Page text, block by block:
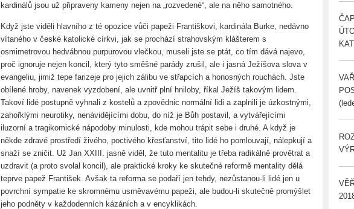
kardinálů jsou už připraveny kameny nejen na „rozvedené“, ale na něho samotného.
Když jste viděli hlavního z té opozice vůči papeži Františkovi, kardinála Burke, nedávno
vítaného v české katolické církvi, jak se prochází strahovským klášterem s
osmimetrovou hedvábnou purpurovou vlečkou, museli jste se ptát, co tím dává najevo,
proč ignoruje nejen koncil, který tyto směšné parády zrušil, ale i jasná Ježíšova slova v
evangeliu, jimiž tepe farizeje pro jejich zálibu ve střapcích a honosných rouchách. Jste
obílené hroby, navenek vyzdobení, ale uvnitř plní hniloby, říkal Ježíš takovým lidem.
Takoví lidé postupně vyhnali z kostelů a zpovědnic normální lidi a zaplnili je úzkostnými,
zahořklými neurotiky, nenávidějícími dobu, do níž je Bůh postavil, a vytvářejícími
iluzorní a tragikomické nápodoby minulosti, kde mohou trápit sebe i druhé. A když je
někde zdravé prostředí živého, poctivého křesťanství, tito lidé ho pomlouvají, nálepkují a
snaží se zničit. Už Jan XXIII. jasně viděl, že tuto mentalitu je třeba radikálně provětrat a
uzdravit (a proto svolal koncil), ale praktické kroky ke skutečné reformě mentality dělá
teprve papež František. Avšak ta reforma se podaří jen tehdy, nezůstanou-li lidé jen u
povrchní sympatie ke skromnému usměvavému papeži, ale budou-li skutečně promýšlet
jeho podněty v každodenních kázáních a v encyklikách.